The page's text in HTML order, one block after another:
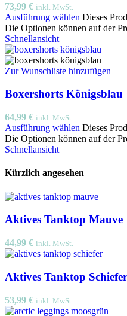
73,99 € inkl. MwSt.
Ausführung wählen Dieses
Die Optionen können auf der
Schnellansicht
Zur Wunschliste hinzufügen
Boxershorts Königsblau
64,99 € inkl. MwSt.
Ausführung wählen Dieses
Die Optionen können auf der
Schnellansicht
Kürzlich angesehen
Aktives Tanktop Mauve
44,99 € inkl. MwSt.
Aktives Tanktop Schiefer
53,99 € inkl. MwSt.